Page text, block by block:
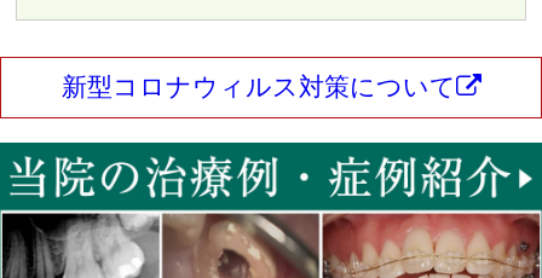
新型コロナウィルス対策について